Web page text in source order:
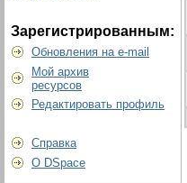
Зарегистрированным:
Обновления на e-mail
Мой архив
ресурсов
Редактировать профиль
Справка
О DSpace